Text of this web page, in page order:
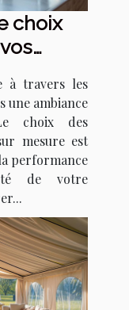
choix
à travers les
une ambiance
choix des
mesure est
performance
de votre